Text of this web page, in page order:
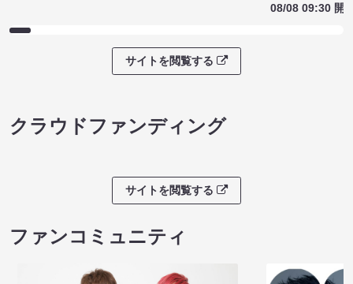
08/08 09:30 開
サイトを閲覧する
クラウドファンディング
サイトを閲覧する
ファンコミュニティ